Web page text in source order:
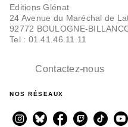
Editions Glénat
24 Avenue du Maréchal de
92772 BOULOGNE-
Tel : 01.41.46.11.11
Contactez-nous
NOS RÉSEAUX